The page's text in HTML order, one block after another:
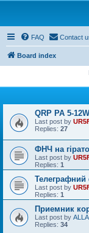
FAQ Contact
Board index
QRP PA 5-
Last post by
Replies: 27
ФНЧ на
Last post by
Replies: 1
Телеграфний
Last post by
Replies: 1
Приемник
Last post by
Replies: 34